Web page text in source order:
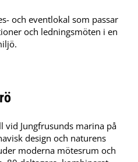
och eventlokal som passar
och ledningsmöten i en
vid Jungfrusunds marina på
design och naturens
moderna mötesrum och